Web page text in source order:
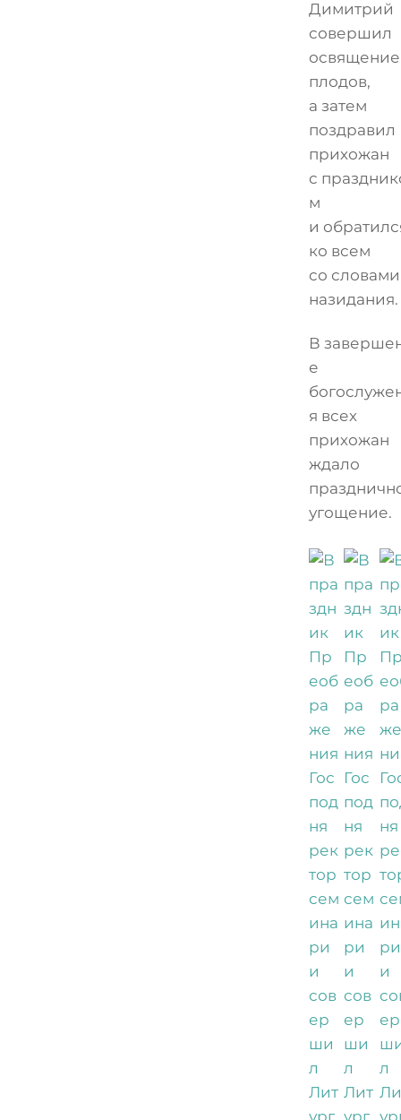
Димитрий
совершил
освящение
плодов,
а затем
поздравил
прихожан
с
м
и
ко всем
со словами
назидания.
В
е
я всех
прихожан
ждало
угощение.